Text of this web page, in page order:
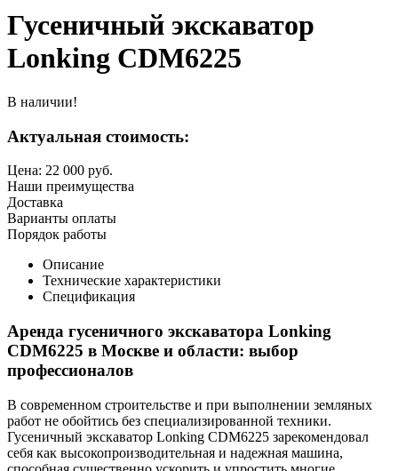
Гусеничный экскаватор
Lonking CDM6225
В наличии!
Актуальная стоимость:
Цена: 22 000 руб.
Наши преимущества
Доставка
Варианты оплаты
Порядок работы
Описание
Технические характеристики
Спецификация
Аренда гусеничного экскаватора Lonking
CDM6225 в Москве и области: выбор
профессионалов
В современном строительстве и при выполнении земляных
работ не обойтись без специализированной техники.
Гусеничный экскаватор Lonking CDM6225 зарекомендовал
себя как высокопроизводительная и надежная машина,